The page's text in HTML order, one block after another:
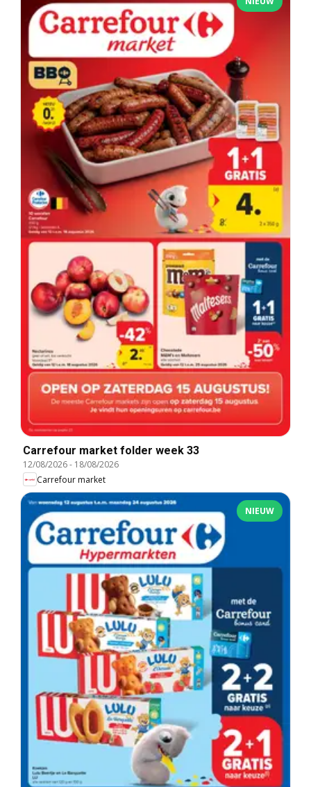
Carrefour market folder week 33
12/08/2026- 18/08/2026
Carrefour market
NIEUW